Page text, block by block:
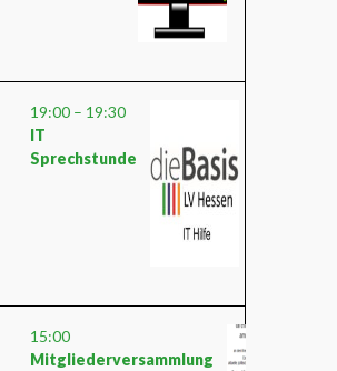
19:00 – 19:30
IT
Sprechstunde
15:00
Mitgliederversammlung